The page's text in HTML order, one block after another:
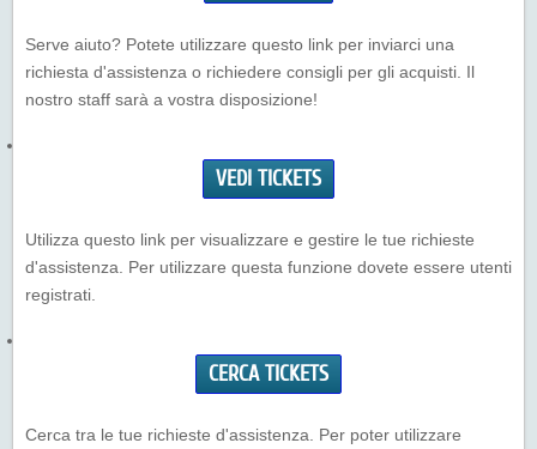
Serve aiuto? Potete utilizzare questo link per inviarci una
richiesta d'assistenza o richiedere consigli per gli acquisti. Il
nostro staff sarà a vostra disposizione!
VEDI TICKETS
Utilizza questo link per visualizzare e gestire le tue richieste
d'assistenza. Per utilizzare questa funzione dovete essere utenti
registrati.
CERCA TICKETS
Cerca tra le tue richieste d'assistenza. Per poter utilizzare